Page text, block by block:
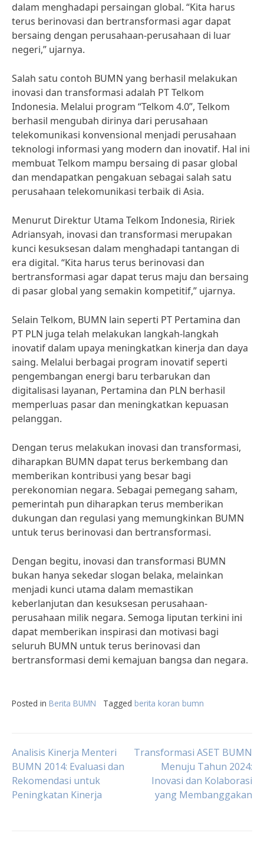
dalam menghadapi persaingan global. “Kita harus
terus berinovasi dan bertransformasi agar dapat
bersaing dengan perusahaan-perusahaan di luar
negeri,” ujarnya.
Salah satu contoh BUMN yang berhasil melakukan
inovasi dan transformasi adalah PT Telkom
Indonesia. Melalui program “Telkom 4.0”, Telkom
berhasil mengubah dirinya dari perusahaan
telekomunikasi konvensional menjadi perusahaan
teknologi informasi yang modern dan inovatif. Hal ini
membuat Telkom mampu bersaing di pasar global
dan mendapatkan pengakuan sebagai salah satu
perusahaan telekomunikasi terbaik di Asia.
Menurut Direktur Utama Telkom Indonesia, Ririek
Adriansyah, inovasi dan transformasi merupakan
kunci kesuksesan dalam menghadapi tantangan di
era digital. “Kita harus terus berinovasi dan
bertransformasi agar dapat terus maju dan bersaing
di pasar global yang semakin kompetitif,” ujarnya.
Selain Telkom, BUMN lain seperti PT Pertamina dan
PT PLN juga telah melakukan langkah-langkah
inovatif dalam upaya meningkatkan kinerja dan daya
saing. Melalui berbagai program inovatif seperti
pengembangan energi baru terbarukan dan
digitalisasi layanan, Pertamina dan PLN berhasil
memperluas pasar dan meningkatkan kepuasan
pelanggan.
Dengan terus melakukan inovasi dan transformasi,
diharapkan BUMN dapat terus berkembang dan
memberikan kontribusi yang besar bagi
perekonomian negara. Sebagai pemegang saham,
pemerintah pun diharapkan terus memberikan
dukungan dan regulasi yang memungkinkan BUMN
untuk terus berinovasi dan bertransformasi.
Dengan begitu, inovasi dan transformasi BUMN
bukan hanya sekedar slogan belaka, melainkan
menjadi kunci utama dalam memastikan
keberlanjutan dan kesuksesan perusahaan-
perusahaan milik negara. Semoga liputan terkini ini
dapat memberikan inspirasi dan motivasi bagi
seluruh BUMN untuk terus berinovasi dan
bertransformasi demi kemajuan bangsa dan negara.
Posted in Berita BUMN Tagged berita koran bumn
Post
navigation
Analisis Kinerja Menteri
BUMN 2014: Evaluasi dan
Rekomendasi untuk
Peningkatan Kinerja
Transformasi ASET BUMN
Menuju Tahun 2024:
Inovasi dan Kolaborasi
yang Membanggakan